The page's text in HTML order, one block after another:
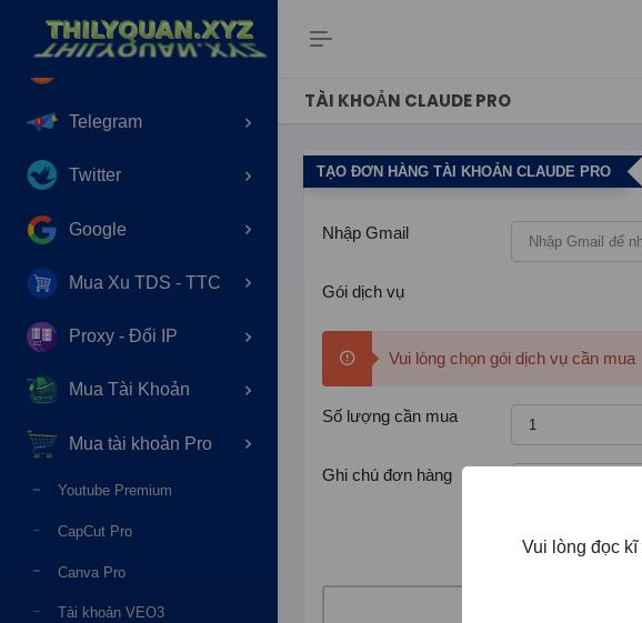
Telegram
Twitter
Google
Mua Xu TDS - TTC
Proxy - Đổi IP
Mua Tài Khoản
Mua tài khoản Pro
Youtube Premium
CapCut Pro
Canva Pro
Tài khoản VEO3
TÀI KHOẢN CLAUDE PRO
TẠO ĐƠN HÀNG TÀI KHOẢN CLAUDE PRO
Nhập Gmail
Gói dịch vụ
Vui lòng chọn gói dịch vụ cần mua
Số lượng cần mua
Ghi chú đơn hàng
Vui lòng đọc